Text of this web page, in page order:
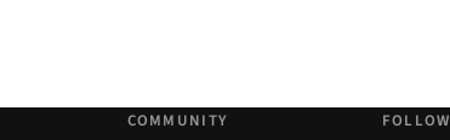
COMMUNITY FOLLOW